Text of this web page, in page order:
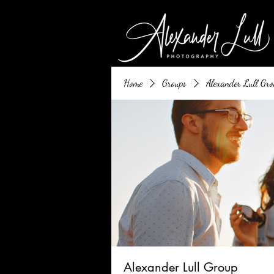
Home Groups Alexander Lull
Alexander Lull Group